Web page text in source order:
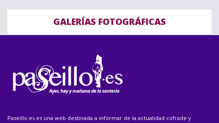
GALERÍAS FOTOGRÁFICAS
Paseillo.es es una web destinada a informar de la actualidad cofrade y